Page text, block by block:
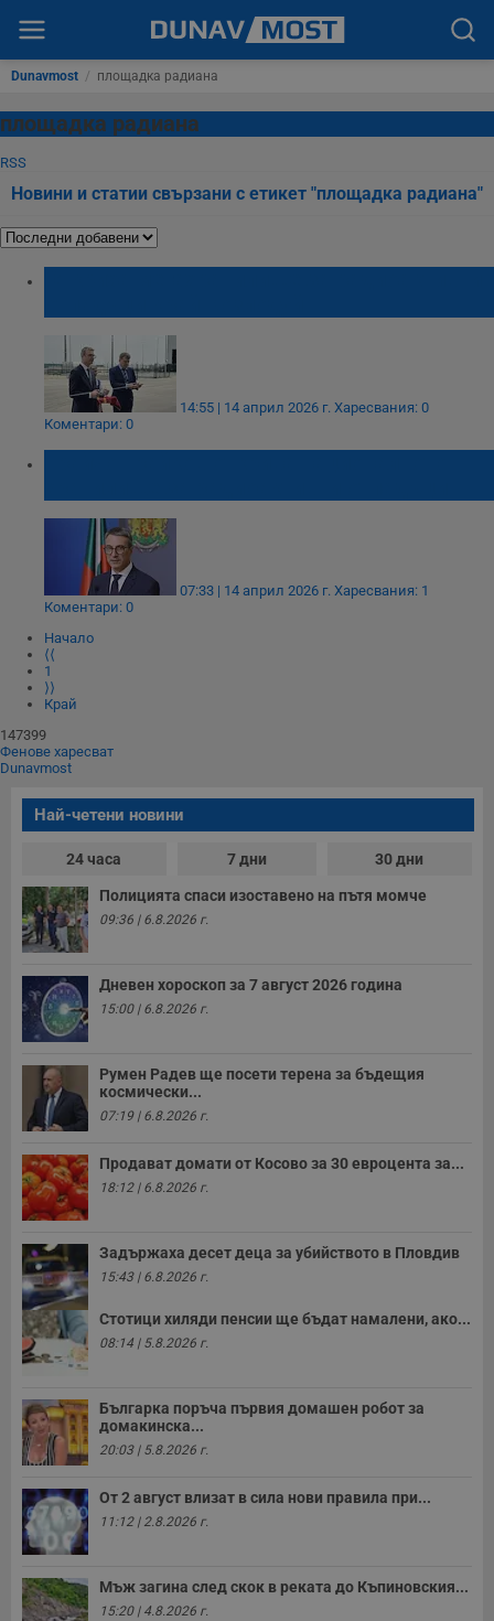
Dunavmost / площадка радиана
площадка радиана
RSS
Новини и статии свързани с етикет "площадка радиана"
14:55 | 14 април 2026 г. Харесвания: 0
Коментари: 0
07:33 | 14 април 2026 г. Харесвания: 1
Коментари: 0
Начало
⟨⟨
1
⟩⟩
Край
147399
Фенове харесват
Dunavmost
Най-четени новини
24 часа 7 дни 30 дни
Полицията спаси изоставено на пътя момче
09:36 | 6.8.2026 г.
Дневен хороскоп за 7 август 2026 година
15:00 | 6.8.2026 г.
Румен Радев ще посети терена за бъдещия
космически...
07:19 | 6.8.2026 г.
Продават домати от Косово за 30 евроцента за...
18:12 | 6.8.2026 г.
Задържаха десет деца за убийството в Пловдив
15:43 | 6.8.2026 г.
Стотици хиляди пенсии ще бъдат намалени, ако...
08:14 | 5.8.2026 г.
Българка поръча първия домашен робот за
домакинска...
20:03 | 5.8.2026 г.
От 2 август влизат в сила нови правила при...
11:12 | 2.8.2026 г.
Мъж загина след скок в реката до Къпиновския...
15:20 | 4.8.2026 г.